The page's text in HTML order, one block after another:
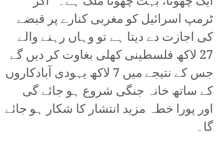
ٹرمپ اسرائیل کو مغربی کنارے پر قبضے
کی اجازت دے دیتا ہے تو وہاں رہنے والے
27 لاکھ فلسطینی کھلی بغاوت کر دیں گے
جس کے نتیجے میں 7 لاکھ یہودی آبادکاروں
کے ساتھ خانہ جنگی شروع ہو جائے گی
اور پورا خطہ مزید انتشار کا شکار ہو جائے
گا۔